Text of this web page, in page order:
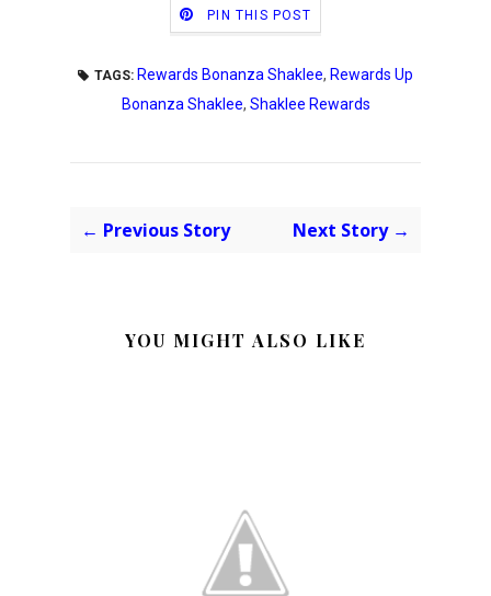
PIN THIS POST
TAGS: Rewards Bonanza Shaklee, Rewards Up
Bonanza Shaklee, Shaklee Rewards
← Previous Story Next Story →
YOU MIGHT ALSO LIKE